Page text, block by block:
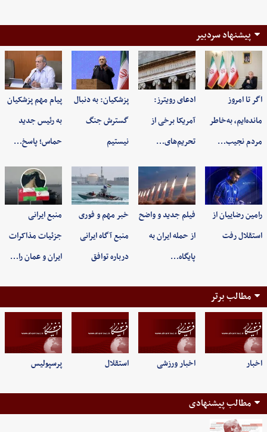
پیشنهاد سردبیر
اگر تا امروز
مانده‌ایم، به‌خاطر
مردم نجیب…
ادعای رویترز:
آمریکا برخی از
تحریم‌های…
پزشکیان: به‌ دنبال
گسترش جنگ
نیستیم
پیام مهم پزشکیان
به رئیس جدید
حماس؛ پاسخ…
رامین رضاییان از
استقلال رفت
فیلم جدید و واضح
از حمله ایران به
پایگاه…
خبر مهم و فوری
منبع آگاه ایرانی
درباره توافق
منبع ایرانی
جزئیات مذاکرات
ایران و عمان را…
مطالب برتر
اخبار اخبار ورزشی استقلال پرسپولیس
مطالب پیشنهادی